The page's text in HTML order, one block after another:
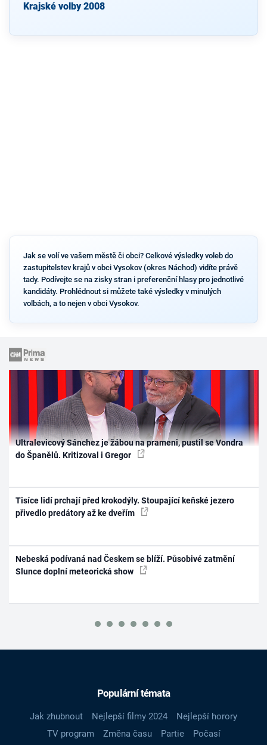
Krajské volby 2008
Jak se volí ve vašem městě či obci? Celkové výsledky voleb do
zastupitelstev krajů v obci Vysokov (okres Náchod) vidíte právě
tady. Podívejte se na zisky stran i preferenční hlasy pro jednotlivé
kandidáty. Prohlédnout si můžete také výsledky v minulých
volbách, a to nejen v obci Vysokov.
Ultralevicový Sánchez je žábou na prameni, pustil se Vondra
do Španělů. Kritizoval i Gregor
Tisíce lidí prchají před krokodýly. Stoupající keňské jezero
přivedlo predátory až ke dveřím
Nebeská podívaná nad Českem se blíží. Působivé zatmění
Slunce doplní meteorická show
Populární témata
Jak zhubnout Nejlepší filmy 2024
Nejlepší horory
TV program
Změna času Partie
Počasí